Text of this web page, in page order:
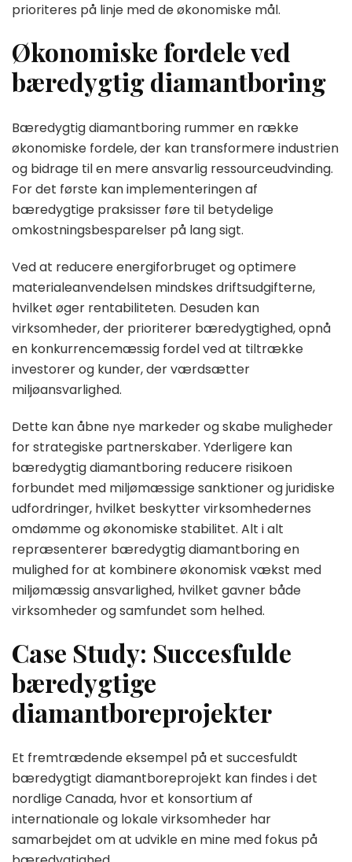
prioriteres på linje med de økonomiske mål.
Økonomiske fordele ved
bæredygtig diamantboring
Bæredygtig diamantboring rummer en række
økonomiske fordele, der kan transformere industrien
og bidrage til en mere ansvarlig ressourceudvinding.
For det første kan implementeringen af
bæredygtige praksisser føre til betydelige
omkostningsbesparelser på lang sigt.
Ved at reducere energiforbruget og optimere
materialeanvendelsen mindskes driftsudgifterne,
hvilket øger rentabiliteten. Desuden kan
virksomheder, der prioriterer bæredygtighed, opnå
en konkurrencemæssig fordel ved at tiltrække
investorer og kunder, der værdsætter
miljøansvarlighed.
Dette kan åbne nye markeder og skabe muligheder
for strategiske partnerskaber. Yderligere kan
bæredygtig diamantboring reducere risikoen
forbundet med miljømæssige sanktioner og juridiske
udfordringer, hvilket beskytter virksomhedernes
omdømme og økonomiske stabilitet. Alt i alt
repræsenterer bæredygtig diamantboring en
mulighed for at kombinere økonomisk vækst med
miljømæssig ansvarlighed, hvilket gavner både
virksomheder og samfundet som helhed.
Case Study: Succesfulde
bæredygtige
diamantboreprojekter
Et fremtrædende eksempel på et succesfuldt
bæredygtigt diamantboreprojekt kan findes i det
nordlige Canada, hvor et konsortium af
internationale og lokale virksomheder har
samarbejdet om at udvikle en mine med fokus på